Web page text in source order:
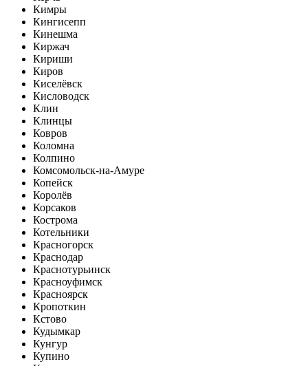
Кимры
Кингисепп
Кинешма
Киржач
Кириши
Киров
Киселёвск
Кисловодск
Клин
Клинцы
Ковров
Коломна
Колпино
Комсомольск-на-Амуре
Копейск
Королёв
Корсаков
Кострома
Котельники
Красногорск
Краснодар
Краснотурьинск
Красноуфимск
Красноярск
Кропоткин
Кстово
Кудымкар
Кунгур
Купино